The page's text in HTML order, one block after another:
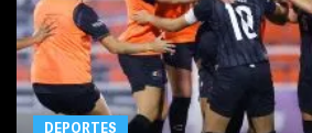
DEPORTES